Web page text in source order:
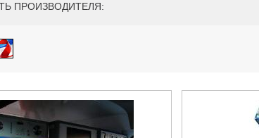
ПРОИЗВОДИТЕЛЯ: